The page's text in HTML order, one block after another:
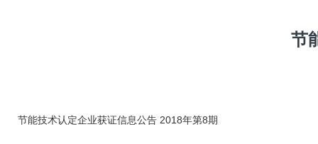
节
节能技术认定企业获证信息公告 2018年第8期